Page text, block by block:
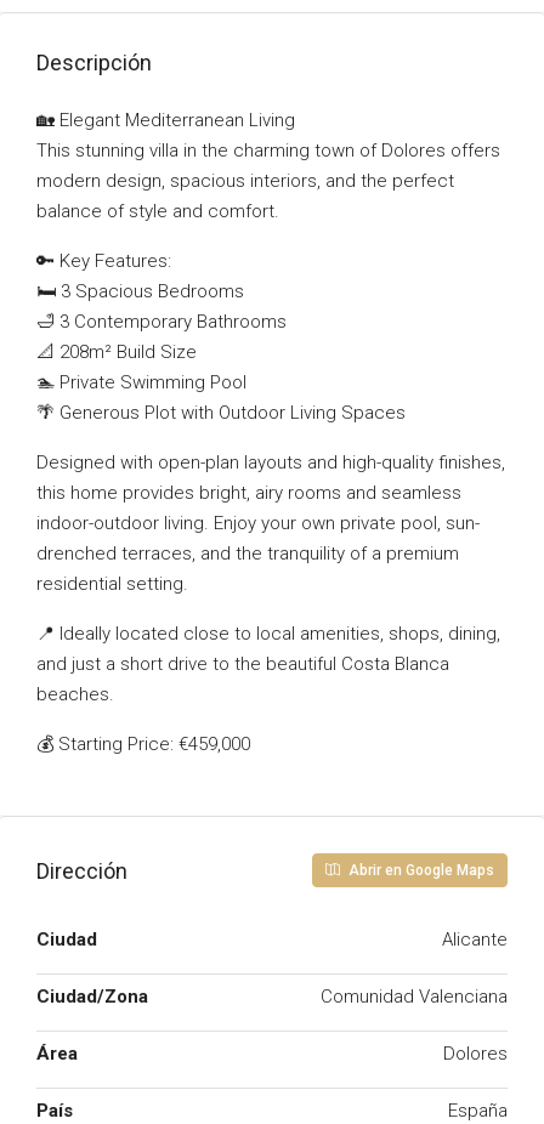
Descripción
🏡 Elegant Mediterranean Living
This stunning villa in the charming town of Dolores offers
modern design, spacious interiors, and the perfect
balance of style and comfort.
🔑 Key Features:
🛏️ 3 Spacious Bedrooms
🛁 3 Contemporary Bathrooms
📐 208m² Build Size
🏊 Private Swimming Pool
🌴 Generous Plot with Outdoor Living Spaces
Designed with open-plan layouts and high-quality finishes,
this home provides bright, airy rooms and seamless
indoor-outdoor living. Enjoy your own private pool, sun-
drenched terraces, and the tranquility of a premium
residential setting.
📍 Ideally located close to local amenities, shops, dining,
and just a short drive to the beautiful Costa Blanca
beaches.
💰 Starting Price: €459,000
Dirección Abrir en Google Maps
Ciudad Alicante
Ciudad/Zona Comunidad Valenciana
Área Dolores
País España